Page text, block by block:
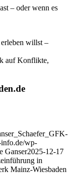
– oder wenn es
willst –
auf Konflikte,
wp-
Ganser2025-12-17
in
Mainz-Wiesbaden